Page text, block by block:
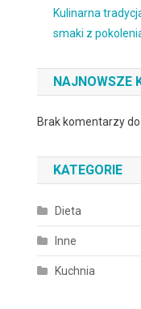
Kulinarna
smaki z
NAJNOWSZE
Brak komentarzy
KATEGORIE
Dieta
Inne
Kuchnia